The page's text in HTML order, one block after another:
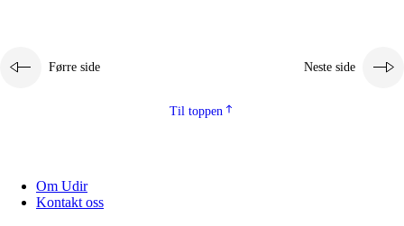
Førre side Neste side
Til toppen
Om Udir
Kontakt oss